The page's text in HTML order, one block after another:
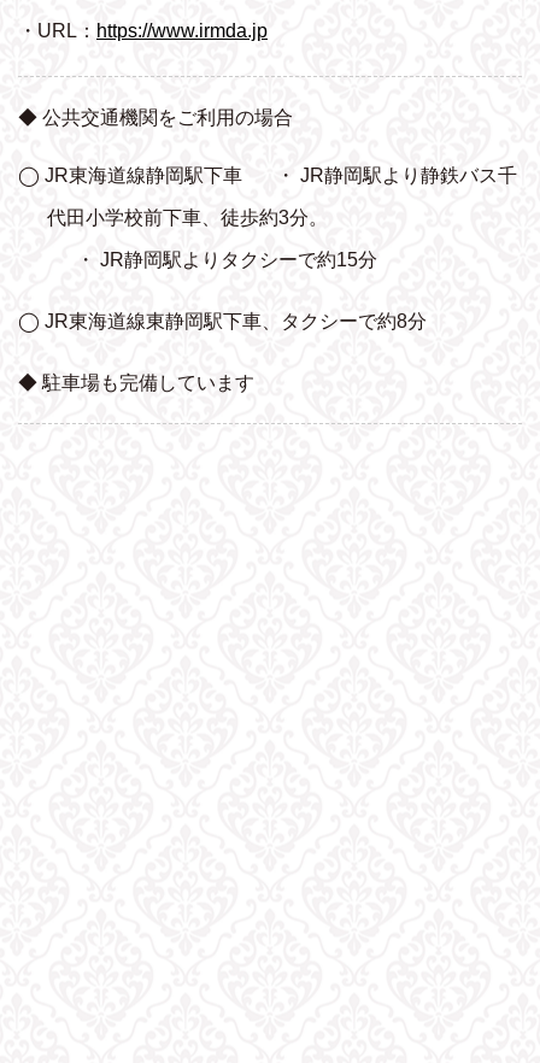
・URL： https://www.irmda.jp
◆ 公共交通機関をご利用の場合
◯ JR東海道線静岡駅下車 ・ JR静岡駅より静鉄バス千
代田小学校前下車、 徒歩約3分。
・ JR静岡駅よりタクシーで約15分
◯ JR東海道線東静岡駅下車、タクシーで約8分
◆ 駐車場も完備しています